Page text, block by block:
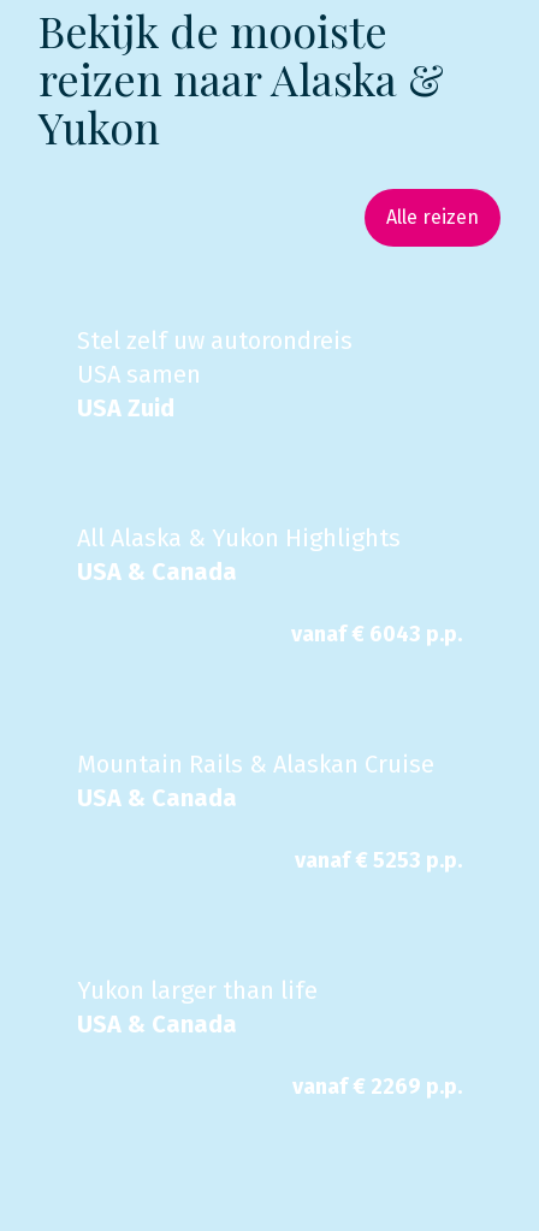
Bekijk de mooiste
reizen naar Alaska &
Yukon
Alle reizen
Stel zelf uw autorondreis
USA samen
USA Zuid
All Alaska & Yukon Highlights
USA & Canada
vanaf € 6043 p.p.
Mountain Rails & Alaskan Cruise
USA & Canada
vanaf € 5253 p.p.
Yukon larger than life
USA & Canada
vanaf € 2269 p.p.